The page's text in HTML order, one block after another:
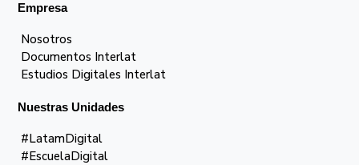
Empresa
Nosotros
Documentos Interlat
Estudios Digitales Interlat
Nuestras Unidades
#LatamDigital
#EscuelaDigital